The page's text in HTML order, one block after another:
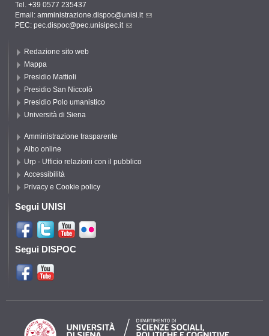
Tel. +39 0577 235437
Email: amministrazione.dispoc@unisi.it
PEC: pec.dispoc@pec.unisipec.it
Redazione sito web
Mappa
Presidio Mattioli
Presidio San Niccolò
Presidio Polo umanistico
Università di Siena
Amministrazione trasparente
Albo online
Urp - Ufficio relazioni con il pubblico
Accessibilità
Privacy e Cookie policy
Segui UNISI
Segui DISPOC